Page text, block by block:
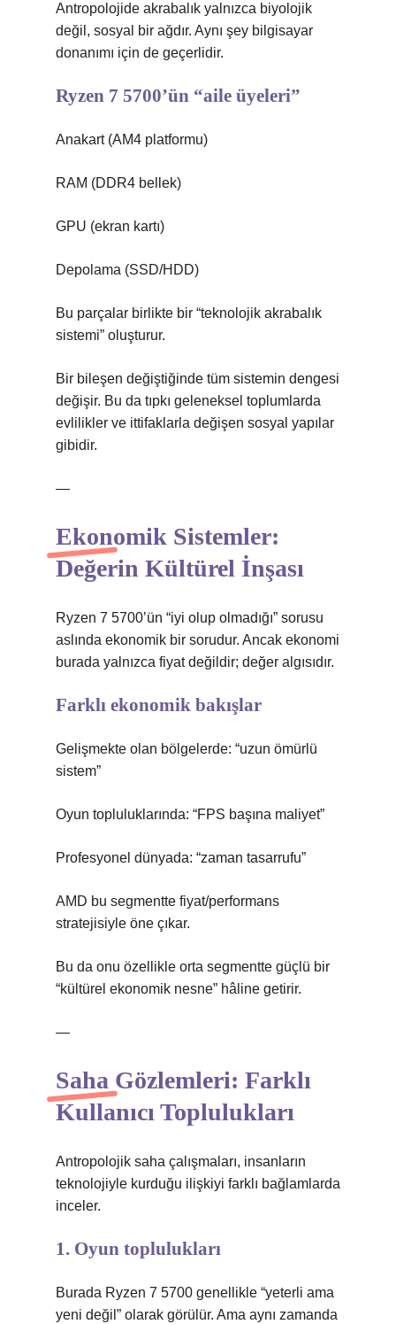
Antropolojide akrabalık yalnızca biyolojik
değil, sosyal bir ağdır. Aynı şey bilgisayar
donanımı için de geçerlidir.
Ryzen 7 5700’ün “aile üyeleri”
Anakart (AM4 platformu)
RAM (DDR4 bellek)
GPU (ekran kartı)
Depolama (SSD/HDD)
Bu parçalar birlikte bir “teknolojik akrabalık
sistemi” oluşturur.
Bir bileşen değiştiğinde tüm sistemin dengesi
değişir. Bu da tıpkı geleneksel toplumlarda
evlilikler ve ittifaklarla değişen sosyal yapılar
gibidir.
—
Ekonomik Sistemler:
Değerin Kültürel İnşası
Ryzen 7 5700’ün “iyi olup olmadığı” sorusu
aslında ekonomik bir sorudur. Ancak ekonomi
burada yalnızca fiyat değildir; değer algısıdır.
Farklı ekonomik bakışlar
Gelişmekte olan bölgelerde: “uzun ömürlü
sistem”
Oyun topluluklarında: “FPS başına maliyet”
Profesyonel dünyada: “zaman tasarrufu”
AMD bu segmentte fiyat/performans
stratejisiyle öne çıkar.
Bu da onu özellikle orta segmentte güçlü bir
“kültürel ekonomik nesne” hâline getirir.
—
Saha Gözlemleri: Farklı
Kullanıcı Toplulukları
Antropolojik saha çalışmaları, insanların
teknolojiyle kurduğu ilişkiyi farklı bağlamlarda
inceler.
1. Oyun toplulukları
Burada Ryzen 7 5700 genellikle “yeterli ama
yeni değil” olarak görülür. Ama aynı zamanda